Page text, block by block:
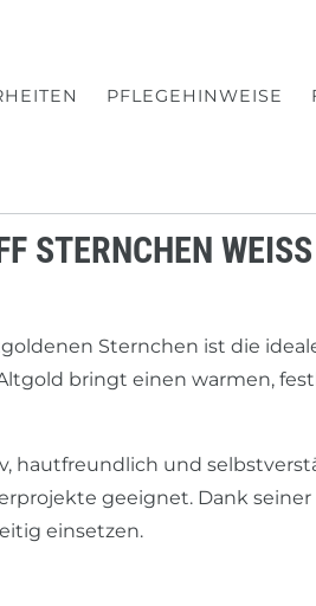
PFLEGEHINWEISE
WEISS
Sternchen ist die
bringt einen warmen,
hautfreundlich und
geeignet. Dank
einsetzen.